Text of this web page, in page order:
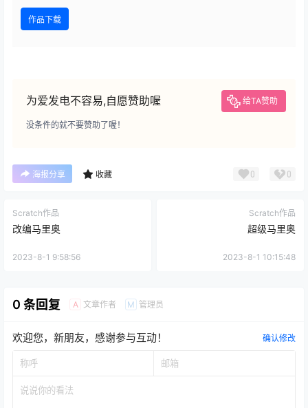
作品下载
为爱发电不容易,自愿赞助喔 给TA赞助
没条件的就不要赞助了喔！
海报分享 收藏 0 0
Scratch作品
改编马里奥
2023-8-1 9:58:56
Scratch作品
超级马里奥
2023-8-1 10:15:48
0 条回复 A 文章作者 M 管理员
欢迎您，新朋友，感谢参与互动！ 确认修改